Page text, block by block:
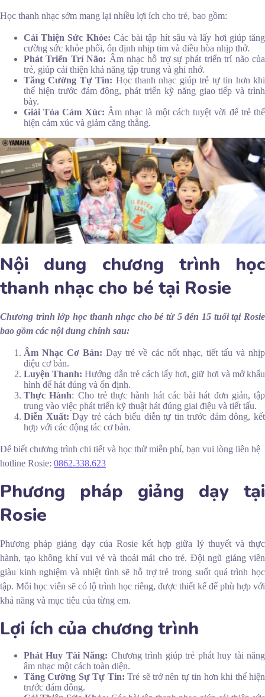
Học thanh nhạc sớm mang lại nhiều lợi ích cho trẻ, bao gồm:
Cải Thiện Sức Khỏe: Các bài tập hít sâu và lấy hơi giúp tăng
cường sức khỏe phổi, ổn định nhịp tim và điều hòa nhịp thở.
Phát Triển Trí Não: Âm nhạc hỗ trợ sự phát triển trí não của
trẻ, giúp cải thiện khả năng tập trung và ghi nhớ.
Tăng Cường Tự Tin: Học thanh nhạc giúp trẻ tự tin hơn khi
thể hiện trước đám đông, phát triển kỹ năng giao tiếp và trình
bày.
Giải Tỏa Cảm Xúc: Âm nhạc là một cách tuyệt vời để trẻ thể
hiện cảm xúc và giảm căng thẳng.
Nội dung chương trình học
thanh nhạc cho bé tại Rosie
Chương trình lớp học thanh nhạc cho bé từ 5 đến 15 tuổi tại Rosie
bao gồm các nội dung chính sau:
Âm Nhạc Cơ Bản: Dạy trẻ về các nốt nhạc, tiết tấu và nhịp
điệu cơ bản.
Luyện Thanh: Hướng dẫn trẻ cách lấy hơi, giữ hơi và mở khẩu
hình để hát đúng và ổn định.
Thực Hành: Cho trẻ thực hành hát các bài hát đơn giản, tập
trung vào việc phát triển kỹ thuật hát đúng giai điệu và tiết tấu.
Diễn Xuất: Dạy trẻ cách biểu diễn tự tin trước đám đông, kết
hợp với các động tác cơ bản.
Để biết chương trình chi tiết và học thử miễn phí, bạn vui lòng liên hệ
hotline Rosie: 0862.338.623
Phương pháp giảng dạy tại
Rosie
Phương pháp giảng dạy của Rosie kết hợp giữa lý thuyết và thực
hành, tạo không khí vui vẻ và thoải mái cho trẻ. Đội ngũ giảng viên
giàu kinh nghiệm và nhiệt tình sẽ hỗ trợ trẻ trong suốt quá trình học
tập. Mỗi học viên sẽ có lộ trình học riêng, được thiết kế để phù hợp với
khả năng và mục tiêu của từng em.
Lợi ích của chương trình
Phát Huy Tài Năng: Chương trình giúp trẻ phát huy tài năng
âm nhạc một cách toàn diện.
Tăng Cường Sự Tự Tin: Trẻ sẽ trở nên tự tin hơn khi thể hiện
trước đám đông.